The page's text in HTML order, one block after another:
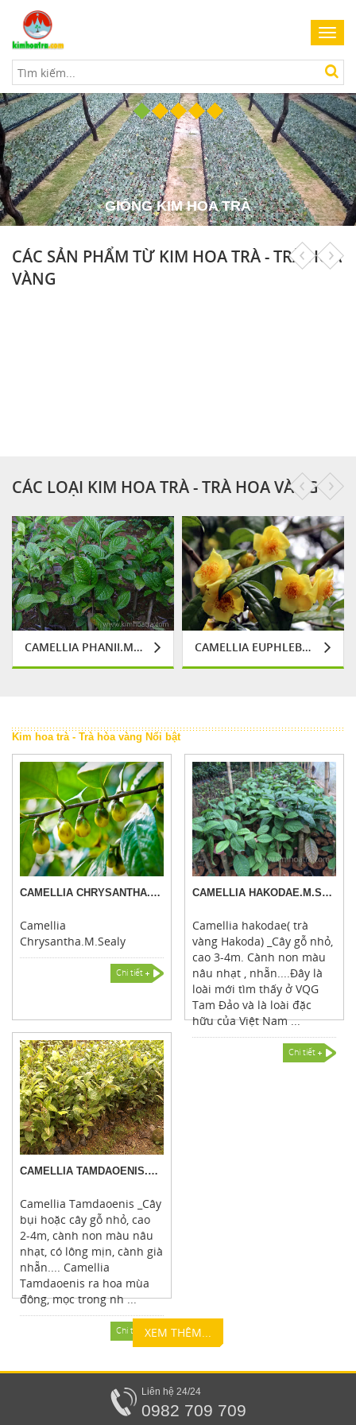
GIỐNG KIM HOA TRÀ
CÁC SẢN PHẨM TỪ KIM HOA TRÀ - TRÀ HOA
VÀNG
CÁC LOẠI KIM HOA TRÀ - TRÀ HOA VÀNG
CAMELLIA PHANII.M.SEALY CAMELLIA EUPHLEBIA.M.SEALY
Kim hoa trà - Trà hòa vàng Nổi bật
CAMELLIA CHRYSANTHA.M.SEALY
Camellia
Chrysantha.M.Sealy
Chi tiết
CAMELLIA HAKODAE.M.SEALY
Camellia hakodae( trà
vàng Hakoda) _Cây gỗ nhỏ,
cao 3-4m. Cành non màu
nâu nhạt , nhẵn....Đây là
loài mới tìm thấy ở VQG
Tam Đảo và là loài đặc
hữu của Việt Nam ...
Chi tiết
CAMELLIA TAMDAOENIS.M.SEALY
Camellia Tamdaoenis _Cây
bụi hoặc cây gỗ nhỏ, cao
2-4m, cành non màu nâu
nhạt, có lông mịn, cành già
nhẵn.... Camellia
Tamdaoenis ra hoa mùa
đông, mọc trong nh ...
Chi tiết XEM THÊM...
Liên hệ 24/24
0982 709 709